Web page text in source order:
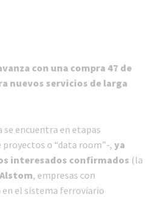
con una compra 47 de
nuevos servicios de larga
se encuentra en etapas
o “data room”-,ya
interesados confirmados (la
Alstom, empresas con
el sistema ferroviario